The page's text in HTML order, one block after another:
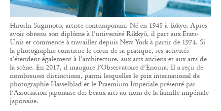
Hiroshi Sugimoto, artiste contemporain. Né en 1948 à Tokyo. Après
avoir obtenu son diplôme à l’université Rikkyō, il part aux États-
Unis et commence à travailler depuis New York à partir de 1974. Si
la photographie constitue le cœur de sa pratique, ses activités
s’étendent également à l’architecture, aux arts anciens et aux arts de
la scène. En 2017, il inaugure l’Observatoire d’Enoura. Il a reçu de
nombreuses distinctions, parmi lesquelles le prix international de
photographie Hasselblad et le Praemium Imperiale présenté par
l’Association japonaise des beaux-arts au nom de la famille impériale
japonaise.